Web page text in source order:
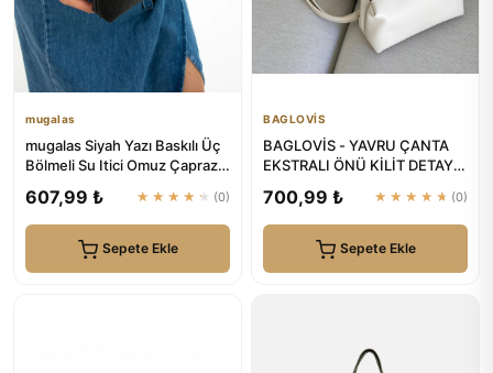
mugalas
mugalas Siyah Yazı Baskılı Üç
Bölmeli Su Itici Omuz Çapraz
607,99 ₺ ★★★★★ (0)
Sepete Ekle
BAGLOVİS
BAGLOVİS - YAVRU ÇANTA
EKSTRALI ÖNÜ KİLİT DETAYLI
700,99 ₺ ★★★★★ (0)
Sepete Ekle